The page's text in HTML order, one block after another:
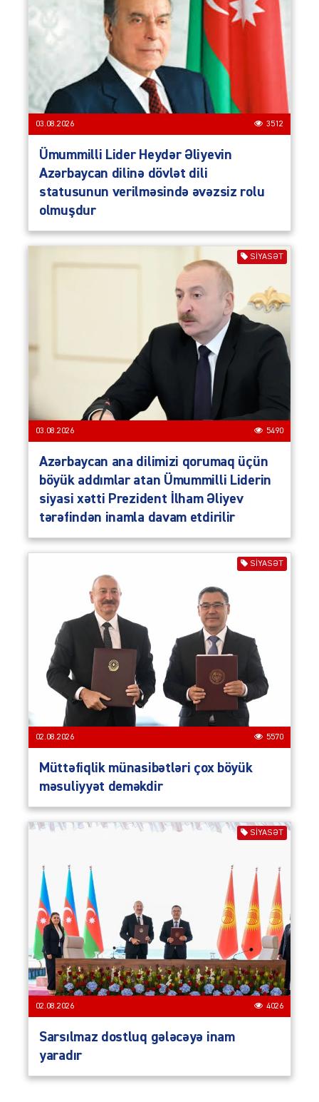
03.08.2026 3512
Ümummilli Lider Heydər Əliyevin
Azərbaycan dilinə dövlət dili
statusunun verilməsində əvəzsiz rolu
olmuşdur
SIYASƏT
03.08.2026 5490
Azərbaycan ana dilimizi qorumaq üçün
böyük addımlar atan Ümummilli Liderin
siyasi xətti Prezident İlham Əliyev
tərəfindən inamla davam etdirilir
SIYASƏT
02.08.2026 5570
Müttəfiqlik münasibətləri çox böyük
məsuliyyət deməkdir
SIYASƏT
02.08.2026 4026
Sarsılmaz dostluq gələcəyə inam
yaradır